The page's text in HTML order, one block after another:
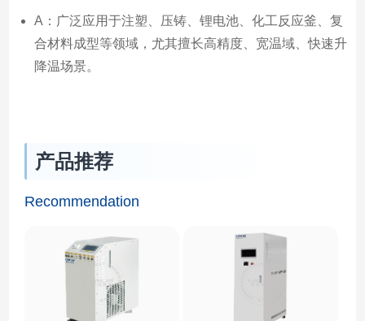
A：广泛应用于注塑、压铸、锂电池、化工反应釜、复
合材料成型等领域，尤其擅长高精度、宽温域、快速升
降温场景。
产品推荐
Recommendation